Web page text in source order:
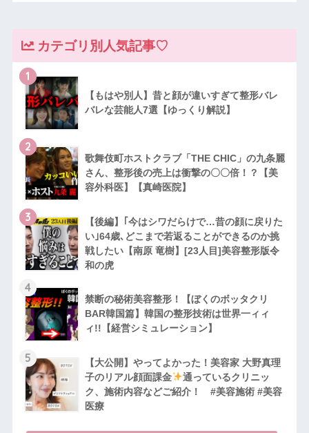
カテゴリ別人気記事♡
1
【もはや別人】昔と顔が違いすぎて整形バレ
バレな芸能人7選【ゆっくり解説】
2
歌舞伎町ホストクラブ「THE CHIC」の九条麗
さん、整形後の売上は衝撃の〇〇倍！？【美
容外科医】【真崎医院】
3
【後編】｢今はシワだらけで…昔の顔に戻りた
い｣64歳､どこまで若返ることができるのか挑
戦したい【南原 竜樹】[23人目]美容整形版令
和の虎
4
禁断の秘術美容整形！【ぼくのボッタクリ
BAR韓国篇】韓国の整形技術は世界一ィィ
ィ!!【経営シミュレーション】
5
【大公開】やってよかった！美容家 大野真理
子のリアル顔面課金
通っているクリニッ
ク、施術内容などご紹介！ #美容施術 #美容
医療